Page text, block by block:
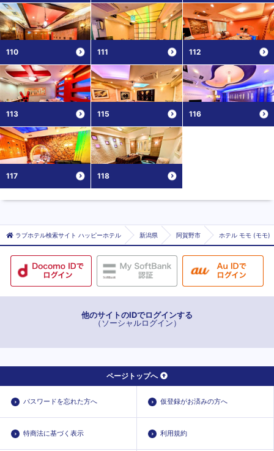
110 111 112
113 115 116
117 118
ラブホテル検索サイト ハッピーホテル 新潟県 阿賀野市 ホテル モモ (モモ)
他のサイトのIDでログインする
（ソーシャルログイン）
ページトップへ
パスワードを忘れた方へ 仮登録がお済みの方へ
特商法に基づく表示 利用規約